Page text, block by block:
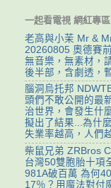
一起看電視 網紅專區
老高與小茉 Mr &
20260805 奧德賽
無音樂，無素材，
後半部，含劇透，
腦洞烏托邦
頭們不敢公開的最
治世界，會發生什
擬出了結果...為什
失業率越高，人們
柴鼠兄弟 ZRBros
台灣50雙胞胎十項
981A破百萬 為何
17％？用魔法對付